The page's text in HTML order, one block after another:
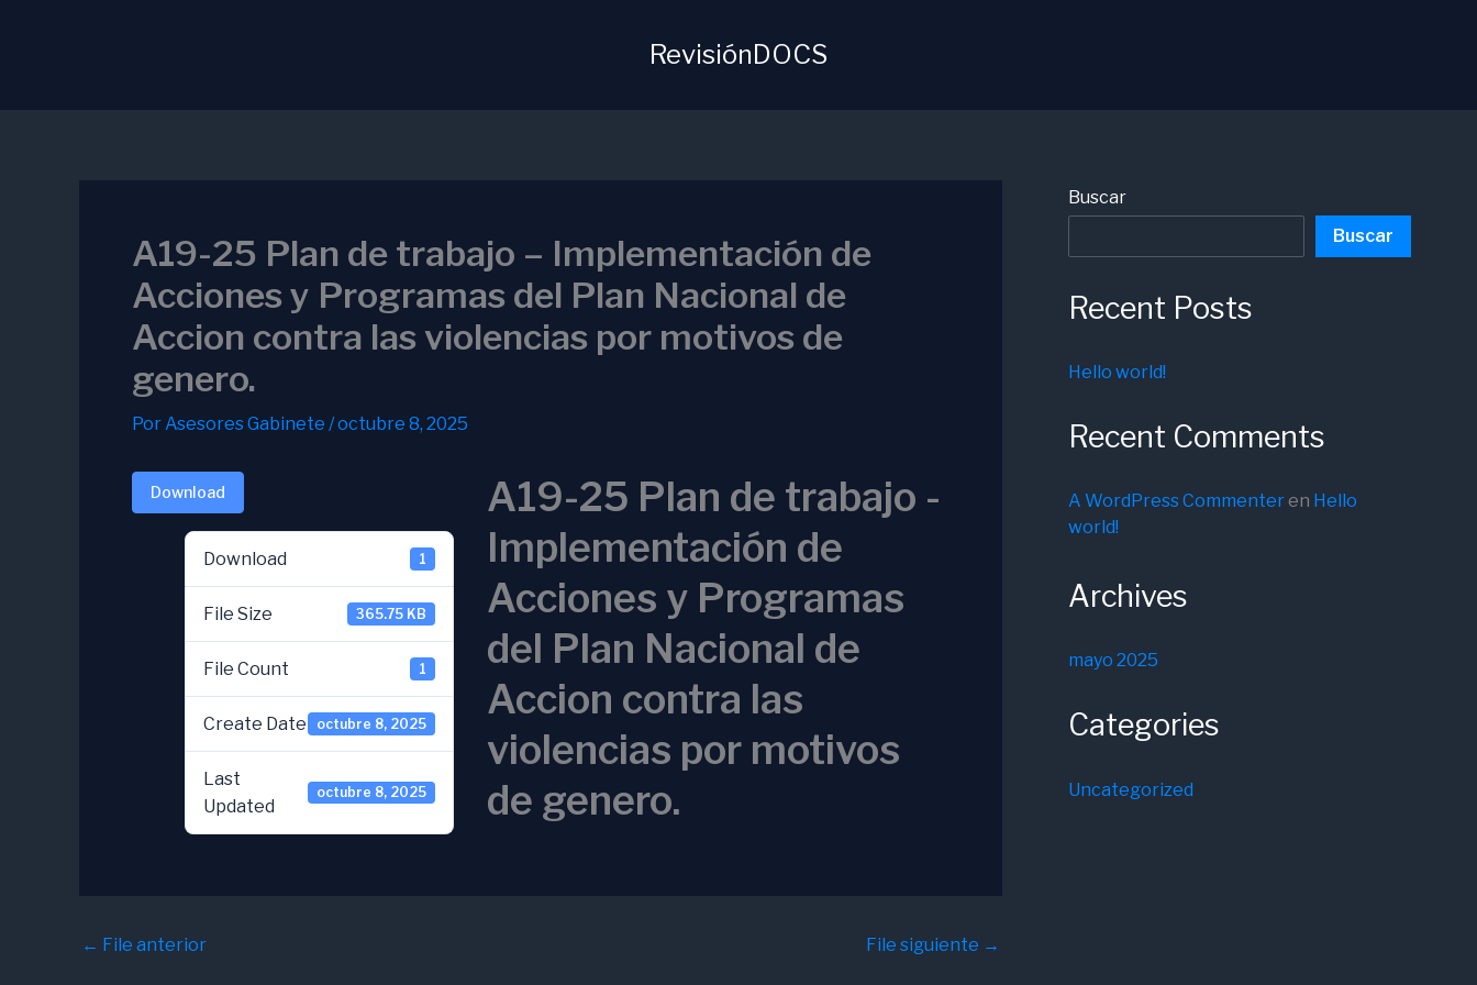
RevisiónDOCS
A19-25 Plan de trabajo – Implementación de
Acciones y Programas del Plan Nacional de
Accion contra las violencias por motivos de
genero.
PorAsesores Gabinete /octubre 8, 2025
Download
Download 1
File Size 365.75 KB
File Count 1
Create Date octubre 8, 2025
Last
Updated
octubre 8, 2025
A19-25 Plan de trabajo -
Implementación de
Acciones y Programas
del Plan Nacional de
Accion contra las
violencias por motivos
de genero.
← File anterior File siguiente →
Buscar
Buscar
Recent Posts
Hello world!
Recent Comments
A WordPress Commenteren Hello
world!
Archives
mayo 2025
Categories
Uncategorized